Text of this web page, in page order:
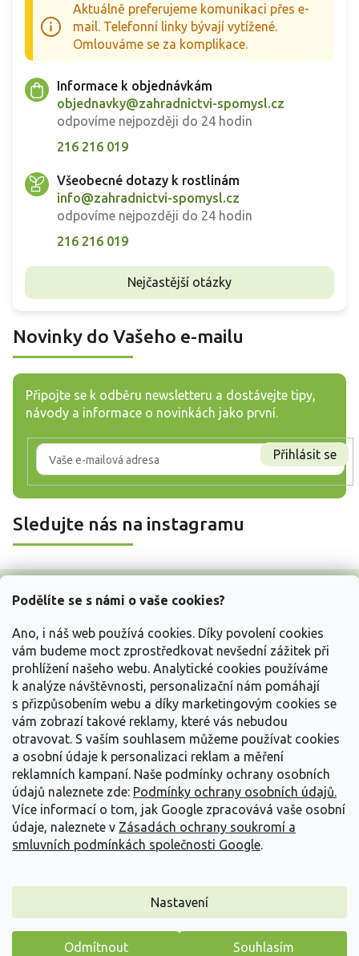
Podělíte se s námi o vaše cookies?
Ano, i náš web používá cookies. Díky povolení cookies
vám budeme moct zprostředkovat nevšední zážitek při
prohlížení našeho webu. Analytické cookies používáme
k analýze návštěvnosti, personalizační nám pomáhají
s přizpůsobením webu a díky marketingovým cookies se
vám zobrazí takové reklamy, které vás nebudou
otravovat. S vaším souhlasem můžeme používat cookies
a osobní údaje k personalizaci reklam a měření
reklamních kampaní. Naše podmínky ochrany osobních
údajů naleznete zde: Podmínky ochrany osobních údajů.
Více informací o tom, jak Google zpracovává vaše osobní
údaje, naleznete v Zásadách ochrany soukromí a
smluvních podmínkách společnosti Google.
Nastavení
Odmítnout Souhlasím
Aktuálně preferujeme komunikaci přes e-
mail. Telefonní linky bývají vytížené.
Omlouváme se za komplikace.
Informace k objednávkám
objednavky@zahradnictvi-spomysl.cz
odpovíme nejpozději do 24 hodin
216 216 019
Všeobecné dotazy k rostlinám
info@zahradnictvi-spomysl.cz
odpovíme nejpozději do 24 hodin
216 216 019
Nejčastější otázky
Novinky do Vašeho e-mailu
Připojte se k odběru newsletteru a dostávejte tipy,
návody a informace o novinkách jako první.
Přihlásit se
Sledujte nás na instagramu
Z
Vše o nákupu
Informace pro Vás
Kontakujte nás
Copyright 2026Zahradnictví Spomyšl. Všechna práva vyhrazena.